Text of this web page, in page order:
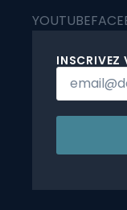
YOUTUBE
INSCRIVEZ